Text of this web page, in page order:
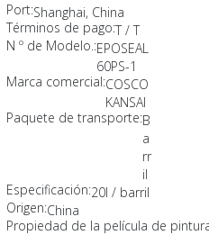
Port:Shanghai, China
Términos de pago:T / T
N º de Modelo.:EPOSEAL
60PS-1
Marca comercial:COSCO
KANSAI
Paquete de transporte:B
a
rr
il
Especificación:20l / barril
Origen:China
Propiedad de la película de